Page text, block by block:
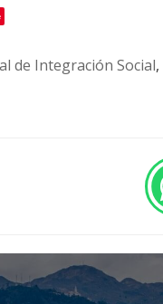
de Integración Social,